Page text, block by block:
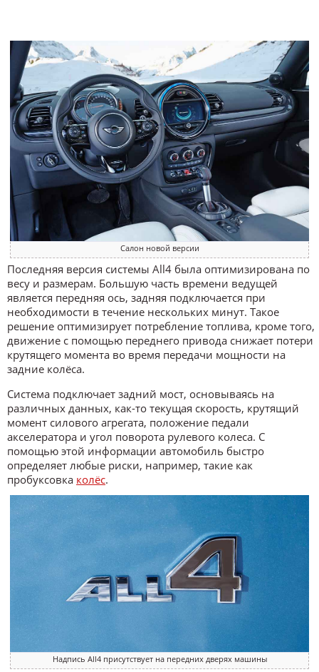
Салон новой версии
Последняя версия системы All4 была оптимизирована по
весу и размерам. Большую часть времени ведущей
является передняя ось, задняя подключается при
необходимости в течение нескольких минут. Такое
решение оптимизирует потребление топлива, кроме того,
движение с помощью переднего привода снижает потери
крутящего момента во время передачи мощности на
задние колёса.
Система подключает задний мост, основываясь на
различных данных, как-то текущая скорость, крутящий
момент силового агрегата, положение педали
акселератора и угол поворота рулевого колеса. С
помощью этой информации автомобиль быстро
определяет любые риски, например, такие как
пробуксовка колёс.
Надпись All4 присутствует на передних дверях машины